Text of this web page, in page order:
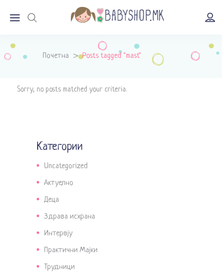
Почетна >Posts tagged "mast"
Sorry, no posts matched your criteria.
Категории
Uncategorized
Актуелно
Деца
Здрава исхрана
Интервју
Практични Мајки
Трудници